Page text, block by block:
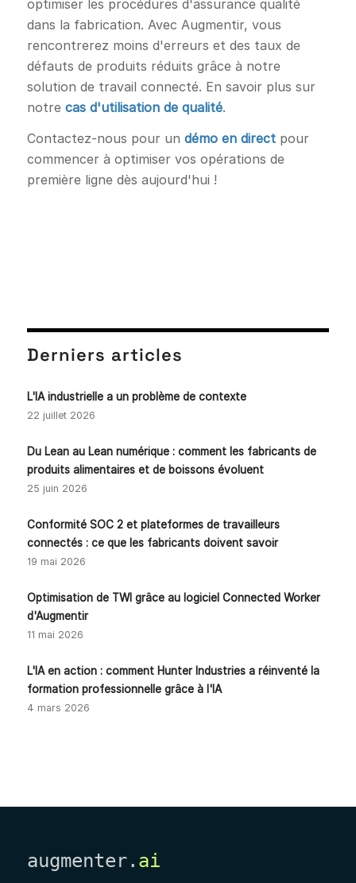
optimiser les procédures d'assurance qualité
dans la fabrication. Avec Augmentir, vous
rencontrerez moins d'erreurs et des taux de
défauts de produits réduits grâce à notre
solution de travail connecté. En savoir plus sur
notre cas d'utilisation de qualité.
Contactez-nous pour un démo en directpour
commencer à optimiser vos opérations de
première ligne dès aujourd'hui !
Derniers articles
L'IA industrielle a un problème de contexte
22 juillet 2026
Du Lean au Lean numérique : comment les fabricants de
produits alimentaires et de boissons évoluent
25 juin 2026
Conformité SOC 2 et plateformes de travailleurs
connectés : ce que les fabricants doivent savoir
19 mai 2026
Optimisation de TWI grâce au logiciel Connected Worker
d'Augmentir
11 mai 2026
L'IA en action : comment Hunter Industries a réinventé la
formation professionnelle grâce à l'IA
4 mars 2026
augmenter. ai